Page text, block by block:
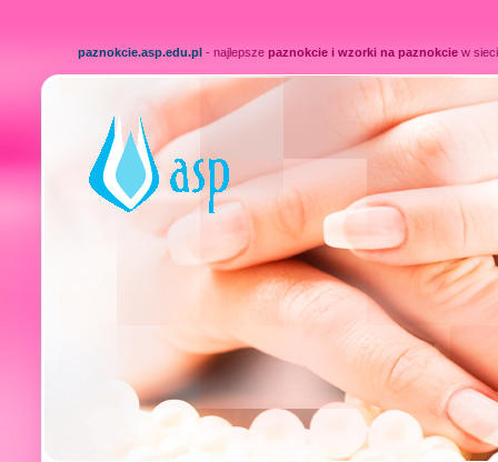
paznokcie.asp.edu.pl - najlepsze paznokcie i wzorki na paznokcie w